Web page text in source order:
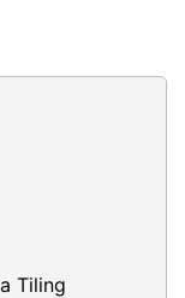
Tiling